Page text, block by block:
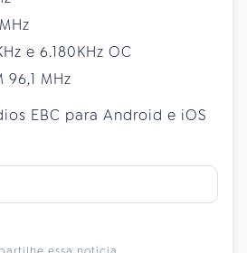
e 6.180KHz OC
MHz
EBC para Android e iOS